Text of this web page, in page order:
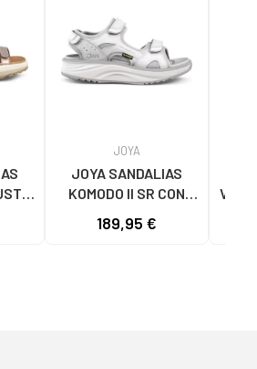
JOYA
JOYA SANDALIAS
KOMODO II SR CON
WHITE
189,95 €